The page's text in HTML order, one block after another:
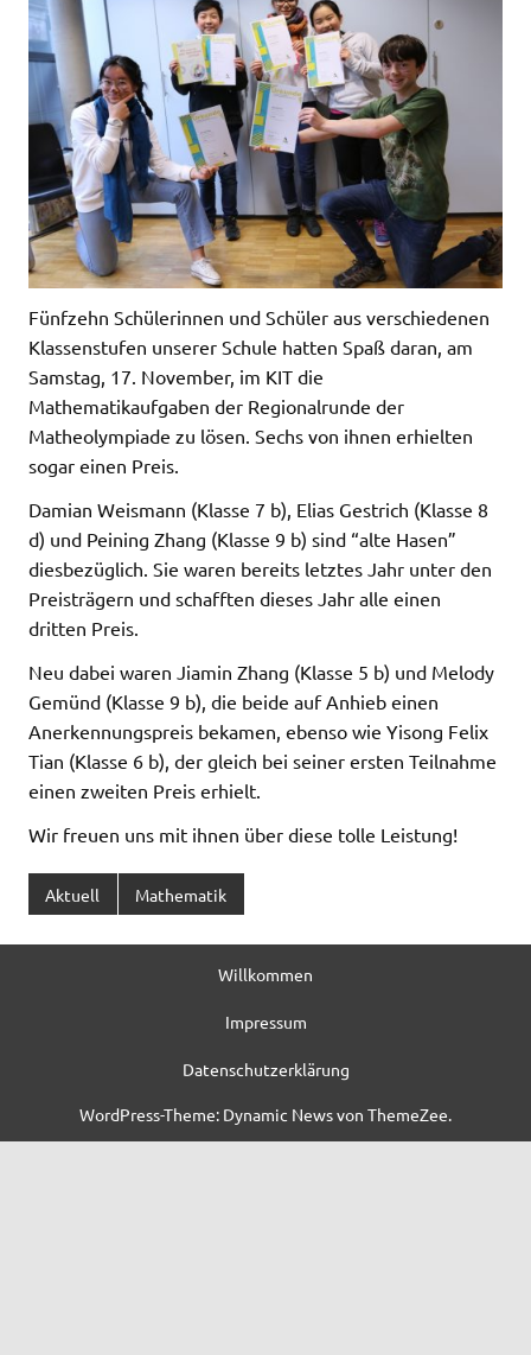
Fünfzehn Schülerinnen und Schüler aus verschiedenen
Klassenstufen unserer Schule hatten Spaß daran, am
Samstag, 17. November, im KIT die
Mathematikaufgaben der Regionalrunde der
Matheolympiade zu lösen. Sechs von ihnen erhielten
sogar einen Preis.
Damian Weismann (Klasse 7 b), Elias Gestrich (Klasse 8
d) und Peining Zhang (Klasse 9 b) sind “alte Hasen”
diesbezüglich. Sie waren bereits letztes Jahr unter den
Preisträgern und schafften dieses Jahr alle einen
dritten Preis.
Neu dabei waren Jiamin Zhang (Klasse 5 b) und Melody
Gemünd (Klasse 9 b), die beide auf Anhieb einen
Anerkennungspreis bekamen, ebenso wie Yisong Felix
Tian (Klasse 6 b), der gleich bei seiner ersten Teilnahme
einen zweiten Preis erhielt.
Wir freuen uns mit ihnen über diese tolle Leistung!
Aktuell Mathematik
Willkommen
Impressum
Datenschutzerklärung
WordPress-Theme: Dynamic News von ThemeZee.